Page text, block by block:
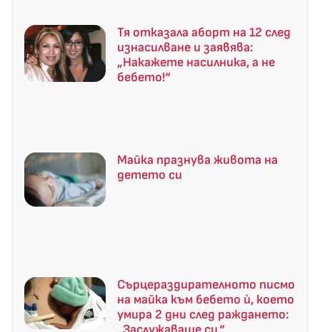
Тя отказала аборт на 12 след
изнасилване и заявява:
„Накажете насилника, а не
бебето!“
Майка празнува живота на
детето си
Сърцераздирателното писмо
на майка към бебето ѝ, което
умира 2 дни след раждането: